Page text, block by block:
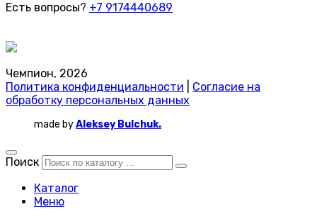
Есть вопросы? +7 9174440689
Чемпион, 2026
Политика конфиденциальности
Согласие на
обработку персональных данных
made byAleksey Bulchuk.
Поиск
Каталог
Меню